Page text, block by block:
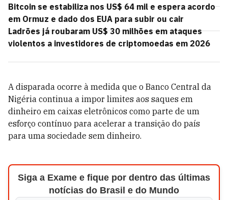
Bitcoin se estabiliza nos US$ 64 mil e espera acordo
em Ormuz e dado dos EUA para subir ou cair
Ladrões já roubaram US$ 30 milhões em ataques
violentos a investidores de criptomoedas em 2026
A disparada ocorre à medida que o Banco Central da
Nigéria continua a impor limites aos saques em
dinheiro em caixas eletrônicos como parte de um
esforço contínuo para acelerar a transição do país
para uma sociedade sem dinheiro.
Siga a Exame e fique por dentro das últimas
notícias do Brasil e do Mundo